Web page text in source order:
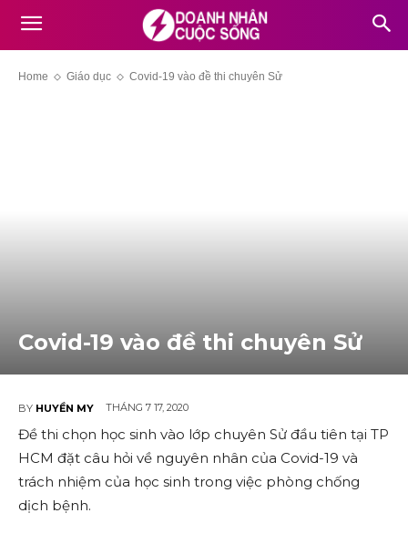
Home Giáo dục Covid-19 vào đề thi chuyên Sử
Covid-19 vào đề thi chuyên Sử
BY HUYỀN MY THÁNG 7 17, 2020
Đề thi chọn học sinh vào lớp chuyên Sử đầu tiên tại TP
HCM đặt câu hỏi về nguyên nhân của Covid-19 và
trách nhiệm của học sinh trong việc phòng chống
dịch bệnh.